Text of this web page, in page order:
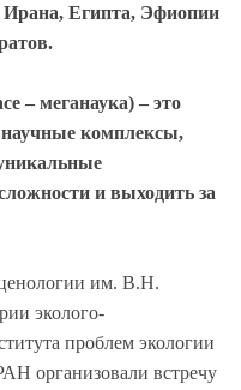
Египта, Эфиопии
– меганаука) – это
комплексы,
и выходить за
им. В.Н.
эколого-
проблем экологии
организовали встречу